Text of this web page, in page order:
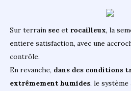
Sur terrain sec et rocailleux, la
entiere satisfaction, avec une
contrôle.
En revanche, dans des conditions
extrêmement humides, le